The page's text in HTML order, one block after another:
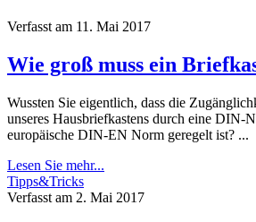
Verfasst am 11. Mai 2017
Wie groß muss ein
Wussten Sie eigentlich, dass die
unseres Hausbriefkastens durch eine DIN-
europäische DIN-EN Norm geregelt ist? ...
Lesen Sie mehr...
Tipps&Tricks
Verfasst am 2. Mai 2017